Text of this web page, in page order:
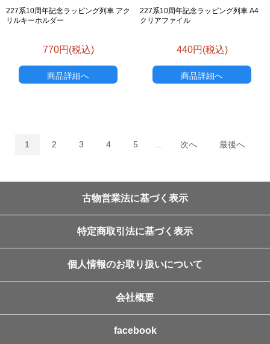
227系10周年記念ラッピング列車 アク
リルキーホルダー
770円(税込)
商品詳細へ
227系10周年記念ラッピング列車 A4
クリアファイル
440円(税込)
商品詳細へ
1 2 3 4 5 ... 次へ 最後へ
古物営業法に基づく表示
特定商取引法に基づく表示
個人情報のお取り扱いについて
会社概要
facebook